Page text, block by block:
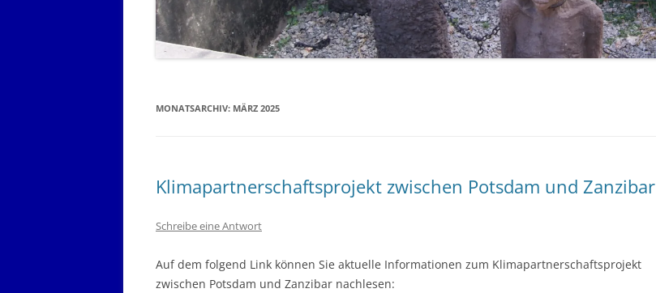
MONATSARCHIV: MÄRZ 2025
Klimapartnerschaftsprojekt zwischen Potsdam und Zanzibar
Schreibe eine Antwort
Auf dem folgend Link können Sie aktuelle Informationen zum Klimapartnerschaftsprojekt
zwischen Potsdam und Zanzibar nachlesen: